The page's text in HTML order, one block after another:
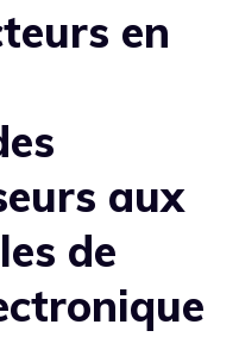
en
aux
de